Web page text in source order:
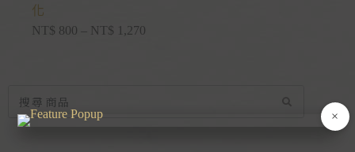
化
NT$ 800 – NT$ 1,270
×